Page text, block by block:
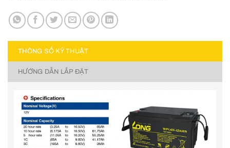
THÔNG SỐ KỸ THUẬT
HƯỚNG DẪN LẮP ĐẶT